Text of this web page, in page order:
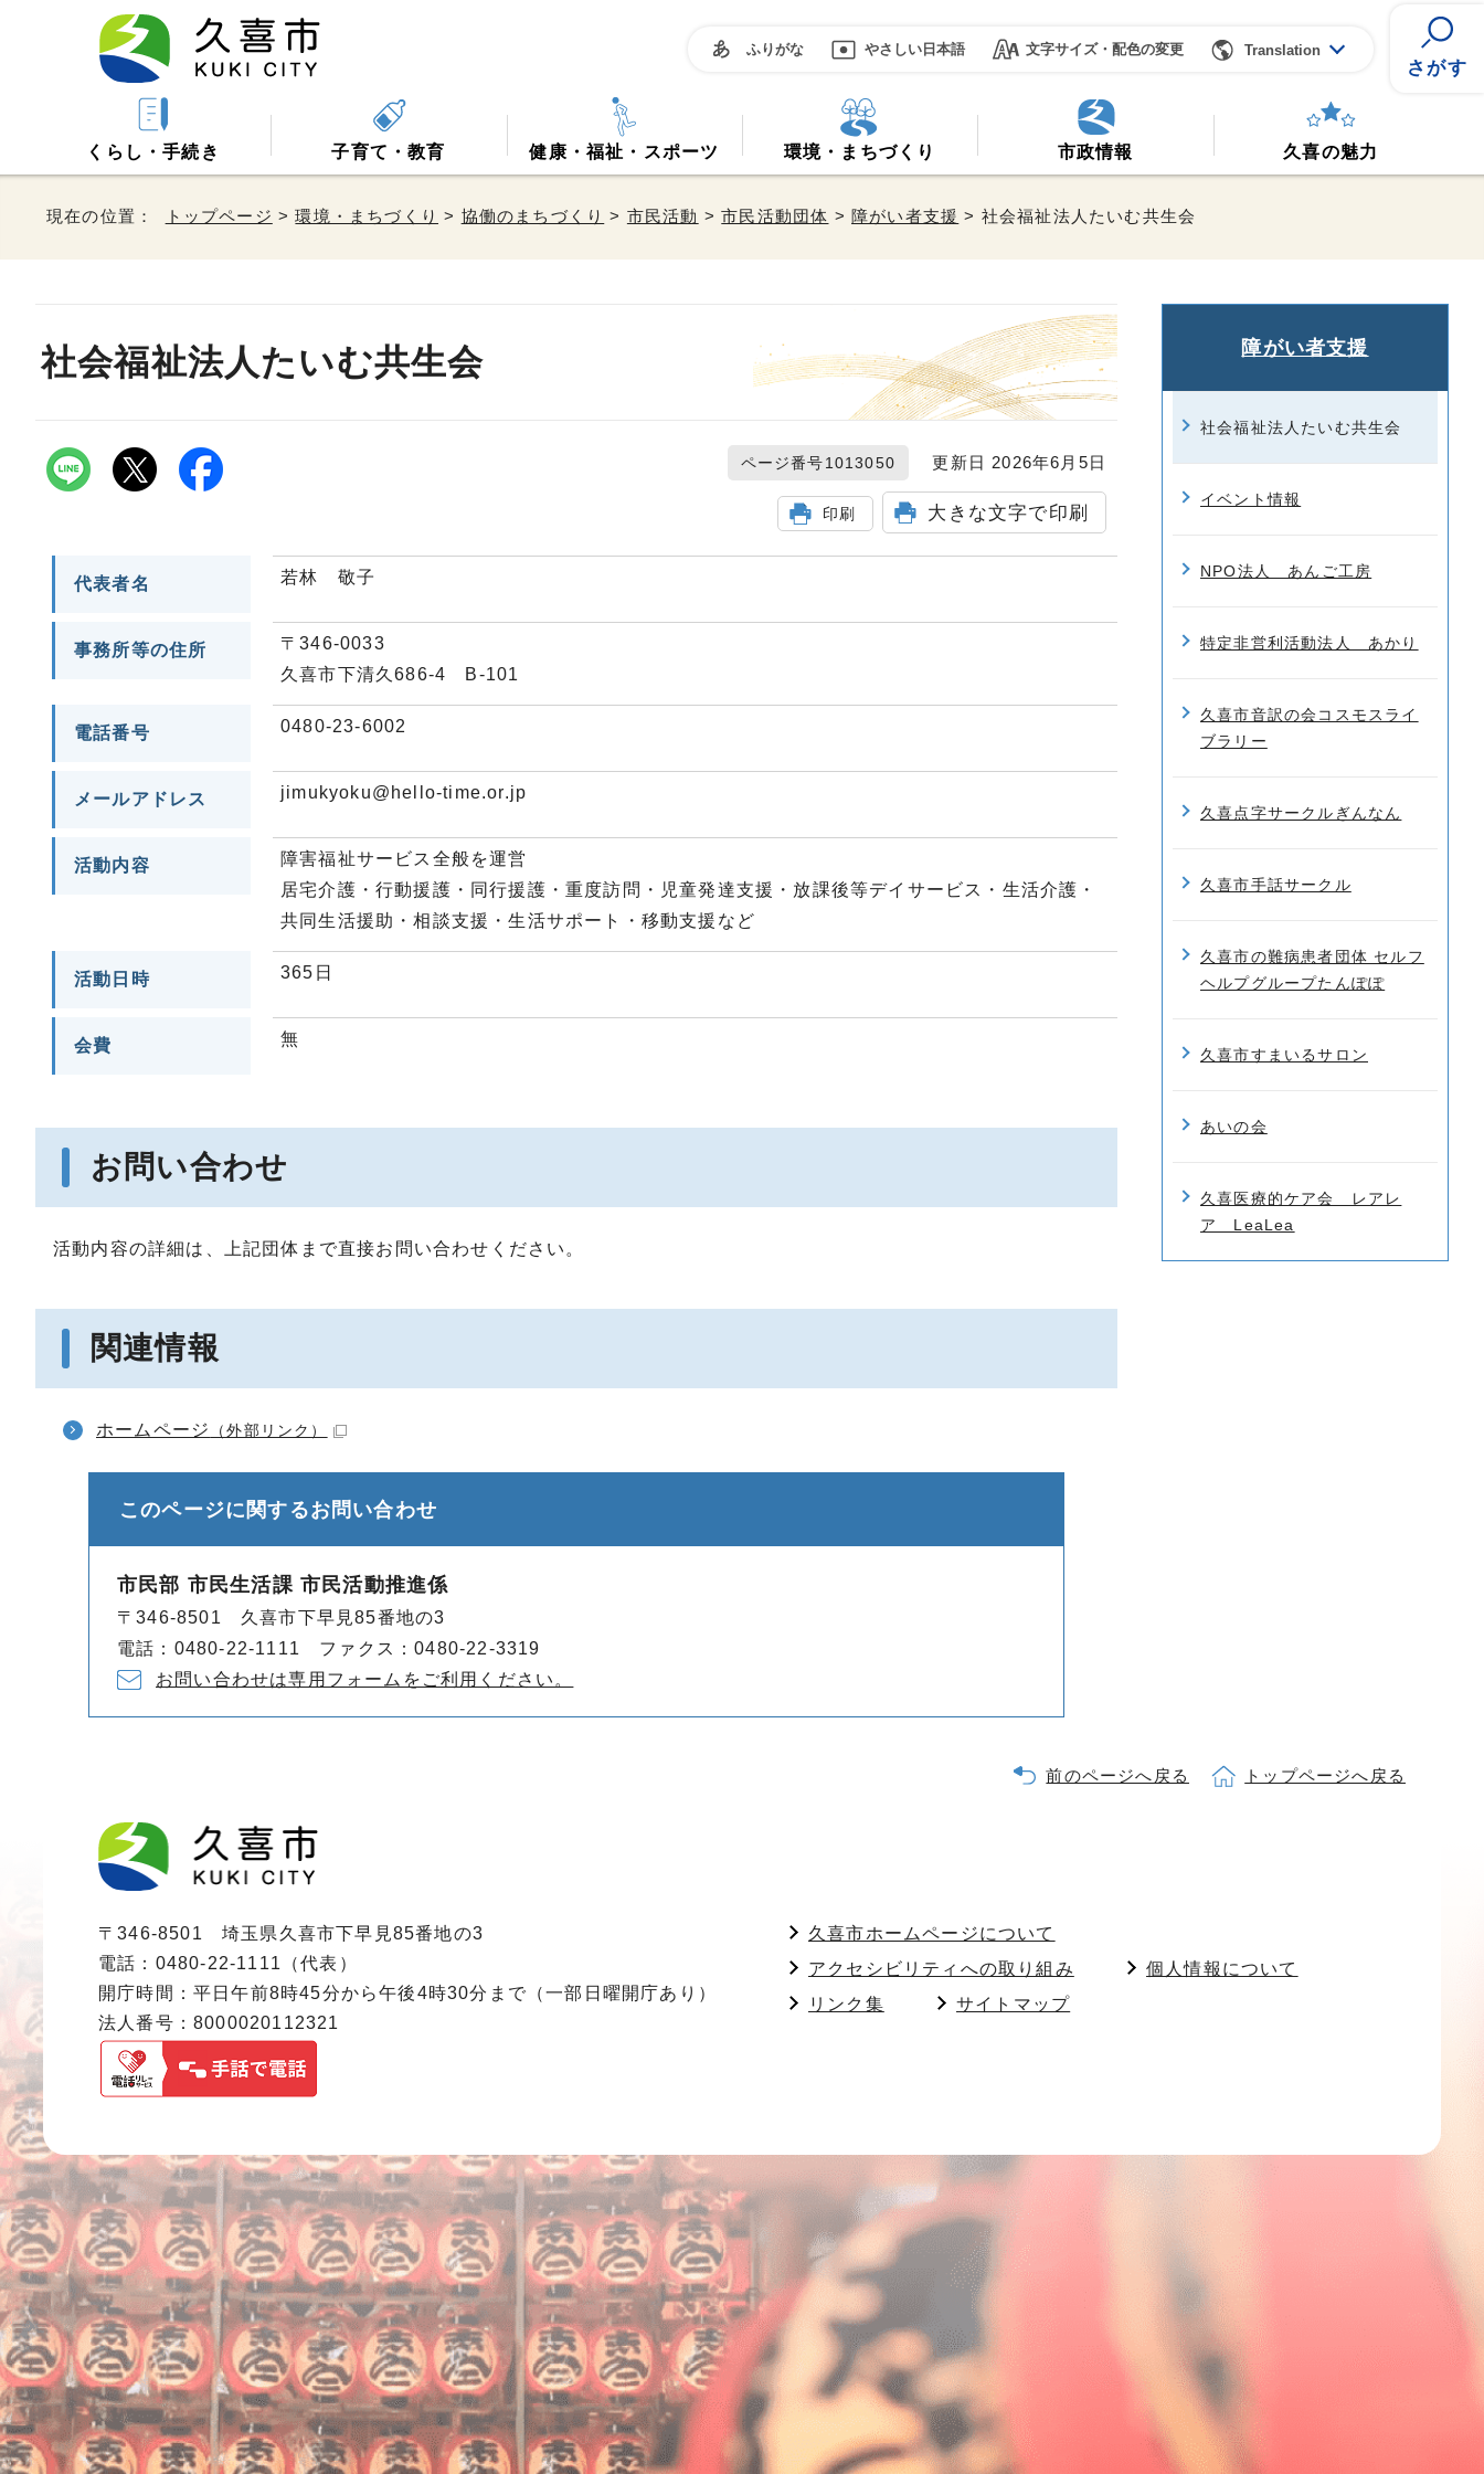
ふりがな やさしい日本語 文字サイズ・配色の変更 Translation
さがす
くらし・手続き 子育て・教育 健康・福祉・スポーツ 環境・まちづくり 市政情報 久喜の魅力
現在の位置： トップページ >環境・まちづくり > 協働のまちづくり > 市民活動 >市民活動団体 >障がい者支援 > 社会福祉法人たいむ共生会
社会福祉法人たいむ共生会
ページ番号1013050 更新日 2026年6月5日
印刷 大きな文字で印刷
代表者名 若林 敬子
事務所等の住所
〒346-0033
久喜市下清久686-4 B-101
電話番号 0480-23-6002
メールアドレス jimukyoku@hello-time.or.jp
活動内容
障害福祉サービス全般を運営
居宅介護・行動援護・同行援護・重度訪問・児童発達支援・放課後等デイサービス・生活介護・
共同生活援助・相談支援・生活サポート・移動支援など
活動日時 365日
会費 無
お問い合わせ
活動内容の詳細は、上記団体まで直接お問い合わせください。
関連情報
ホームページ （外部リンク）
このページに関するお問い合わせ
市民部 市民生活課 市民活動推進係
〒346-8501 久喜市下早見85番地の3
電話：0480-22-1111 ファクス：0480-22-3319
お問い合わせは専用フォームをご利用ください。
障がい者支援
社会福祉法人たいむ共生会
イベント情報
NPO法人 あんご工房
特定非営利活動法人 あかり
久喜市音訳の会コスモスライ
ブラリー
久喜点字サークルぎんなん
久喜市手話サークル
久喜市の難病患者団体 セルフ
ヘルプグループたんぽぽ
久喜市すまいるサロン
あいの会
久喜医療的ケア会 レアレ
ア LeaLea
前のページへ戻る トップページへ戻る
〒346-8501 埼玉県久喜市下早見85番地の3
電話：0480-22-1111（代表）
開庁時間：平日午前8時45分から午後4時30分まで（一部日曜開庁あり）
法人番号：8000020112321
久喜市ホームページについて
アクセシビリティへの取り組み
個人情報について
リンク集
サイトマップ